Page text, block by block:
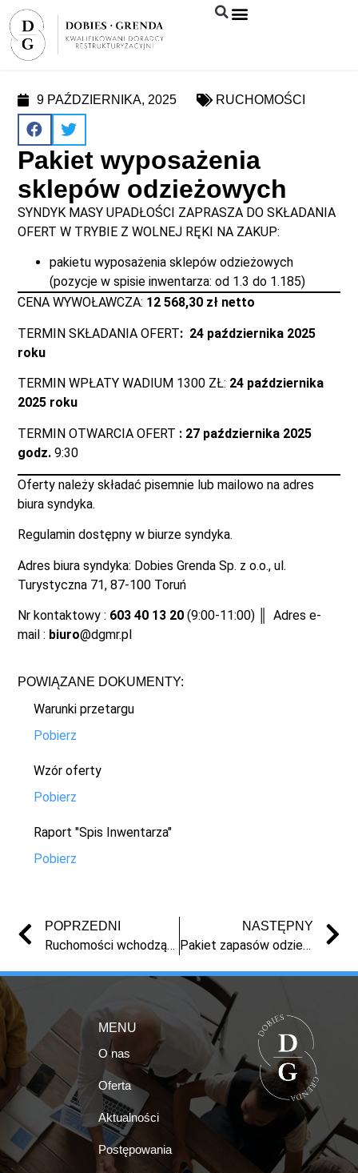
9 PAŹDZIERNIKA, 2025 RUCHOMOŚCI
Pakiet wyposażenia
sklepów odzieżowych
SYNDYK MASY UPADŁOŚCI ZAPRASZA DO SKŁADANIA
OFERT W TRYBIE Z WOLNEJ RĘKI NA ZAKUP:
pakietu wyposażenia sklepów odzieżowych
(pozycje w spisie inwentarza: od 1.3 do 1.185)
CENA WYWOŁAWCZA: 12 568,30 zł netto
TERMIN SKŁADANIA OFERT: 24 października 2025
roku
TERMIN WPŁATY WADIUM 1300 ZŁ: 24 października
2025 roku
TERMIN OTWARCIA OFERT : 27 października 2025
godz. 9:30
Oferty należy składać pisemnie lub mailowo na adres
biura syndyka.
Regulamin dostępny w biurze syndyka.
Adres biura syndyka: Dobies Grenda Sp. z o.o., ul.
Turystyczna 71, 87-100 Toruń
Nr kontaktowy : 603 40 13 20 (9:00-11:00) ║ Adres e-
mail : biuro@dgmr.pl
POWIĄZANE DOKUMENTY:
Warunki przetargu
Pobierz
Wzór oferty
Pobierz
Raport "Spis Inwentarza"
Pobierz
POPRZEDNI
Ruchomości wchodzące w skład masy upadłości Pomorskiej Fabryki Mebli Sp. z o.o. w likwidacji w upadłości
NASTĘPNY
Pakiet zapasów odzieży damskiej
MENU
O nas
Oferta
Aktualności
Postępowania